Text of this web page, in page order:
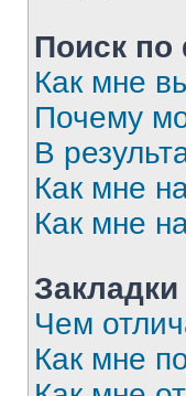
Поиск
Как мне
Почему
В
Как мне
Как мне
Чем
Как мне